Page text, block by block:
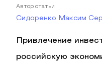
Автор статьи
Сидоренко Максим
Привлечение
российскую